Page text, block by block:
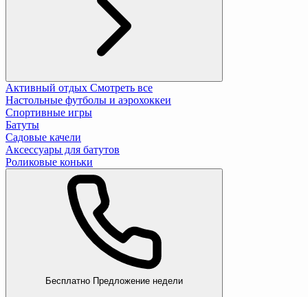
Активный отдых Смотреть все
Настольные футболы и аэрохоккеи
Спортивные игры
Батуты
Садовые качели
Аксессуары для батутов
Роликовые коньки
Бесплатно Предложение недели